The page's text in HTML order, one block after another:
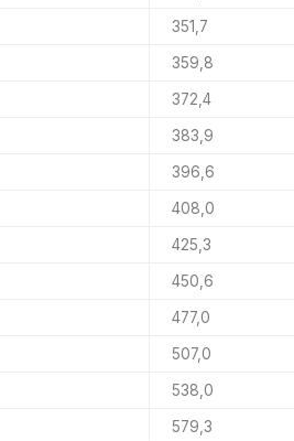
351,7
359,8
372,4
383,9
396,6
408,0
425,3
450,6
477,0
507,0
538,0
579,3